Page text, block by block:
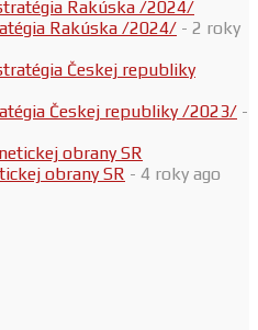
Rakúska /2024/ - 2 roky
Českej republiky /2023/ -
obrany SR - 4 roky ago